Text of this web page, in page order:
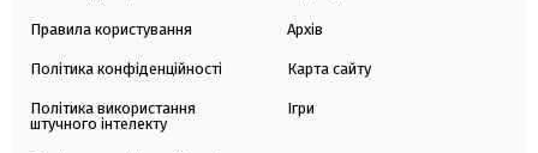
Правила користування
Політика конфіденційності
Політика використання
штучного інтелекту
Архів
Карта сайту
Ігри